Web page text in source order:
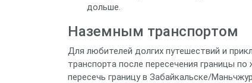
дольше.
Наземным транспортом
Для любителей долгих путешествий и
транспорта после пересечения границы
пересечь границу в Забайкальске/